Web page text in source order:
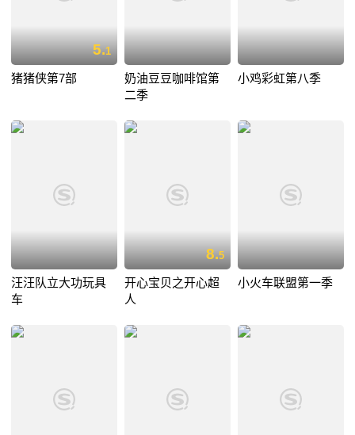
5.1
猪猪侠第7部
奶油豆豆咖啡馆第
二季
小鸡彩虹第八季
汪汪队立大功玩具
车
8.5
开心宝贝之开心超
人
小火车联盟第一季